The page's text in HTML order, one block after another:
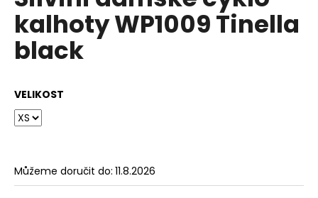
0,0
5
hvězdiček.
kalhoty WP1009 Tinella
black
VELIKOST
Můžeme doručit do: 11.8.2026
a
j
í
?
HLEDAT